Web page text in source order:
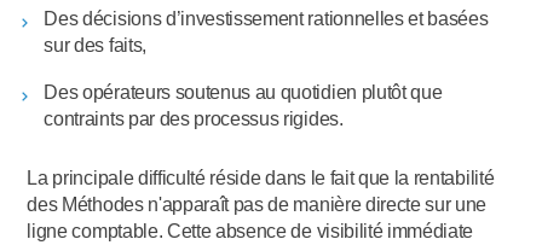
Des décisions d’investissement rationnelles et basées
sur des faits,
Des opérateurs soutenus au quotidien plutôt que
contraints par des processus rigides.
La principale difficulté réside dans le fait que la rentabilité
des Méthodes n'apparaît pas de manière directe sur une
ligne comptable. Cette absence de visibilité immédiate